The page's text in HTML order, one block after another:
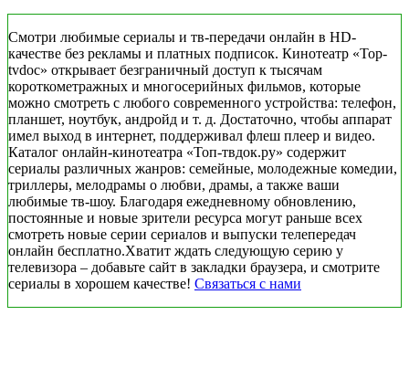
Смотри любимые сериалы и тв-передачи онлайн в HD-
качестве без рекламы и платных подписок. Кинотеатр «Top-
tvdoc» открывает безграничный доступ к тысячам
короткометражных и многосерийных фильмов, которые
можно смотреть с любого современного устройства: телефон,
планшет, ноутбук, андройд и т. д. Достаточно, чтобы аппарат
имел выход в интернет, поддерживал флеш плеер и видео.
Каталог онлайн-кинотеатра «Топ-твдок.ру» содержит
сериалы различных жанров: семейные, молодежные комедии,
триллеры, мелодрамы о любви, драмы, а также ваши
любимые тв-шоу. Благодаря ежедневному обновлению,
постоянные и новые зрители ресурса могут раньше всех
смотреть новые серии сериалов и выпуски телепередач
онлайн бесплатно.Хватит ждать следующую серию у
телевизора – добавьте сайт в закладки браузера, и смотрите
сериалы в хорошем качестве! Связаться с нами